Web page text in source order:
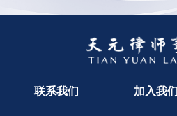
联系我们 加入我们